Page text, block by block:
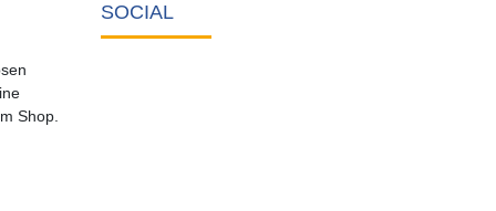
Shop.
SOCIAL